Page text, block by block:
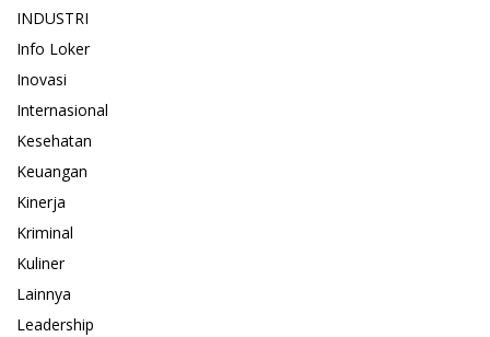
INDUSTRI
Info Loker
Inovasi
Internasional
Kesehatan
Keuangan
Kinerja
Kriminal
Kuliner
Lainnya
Leadership